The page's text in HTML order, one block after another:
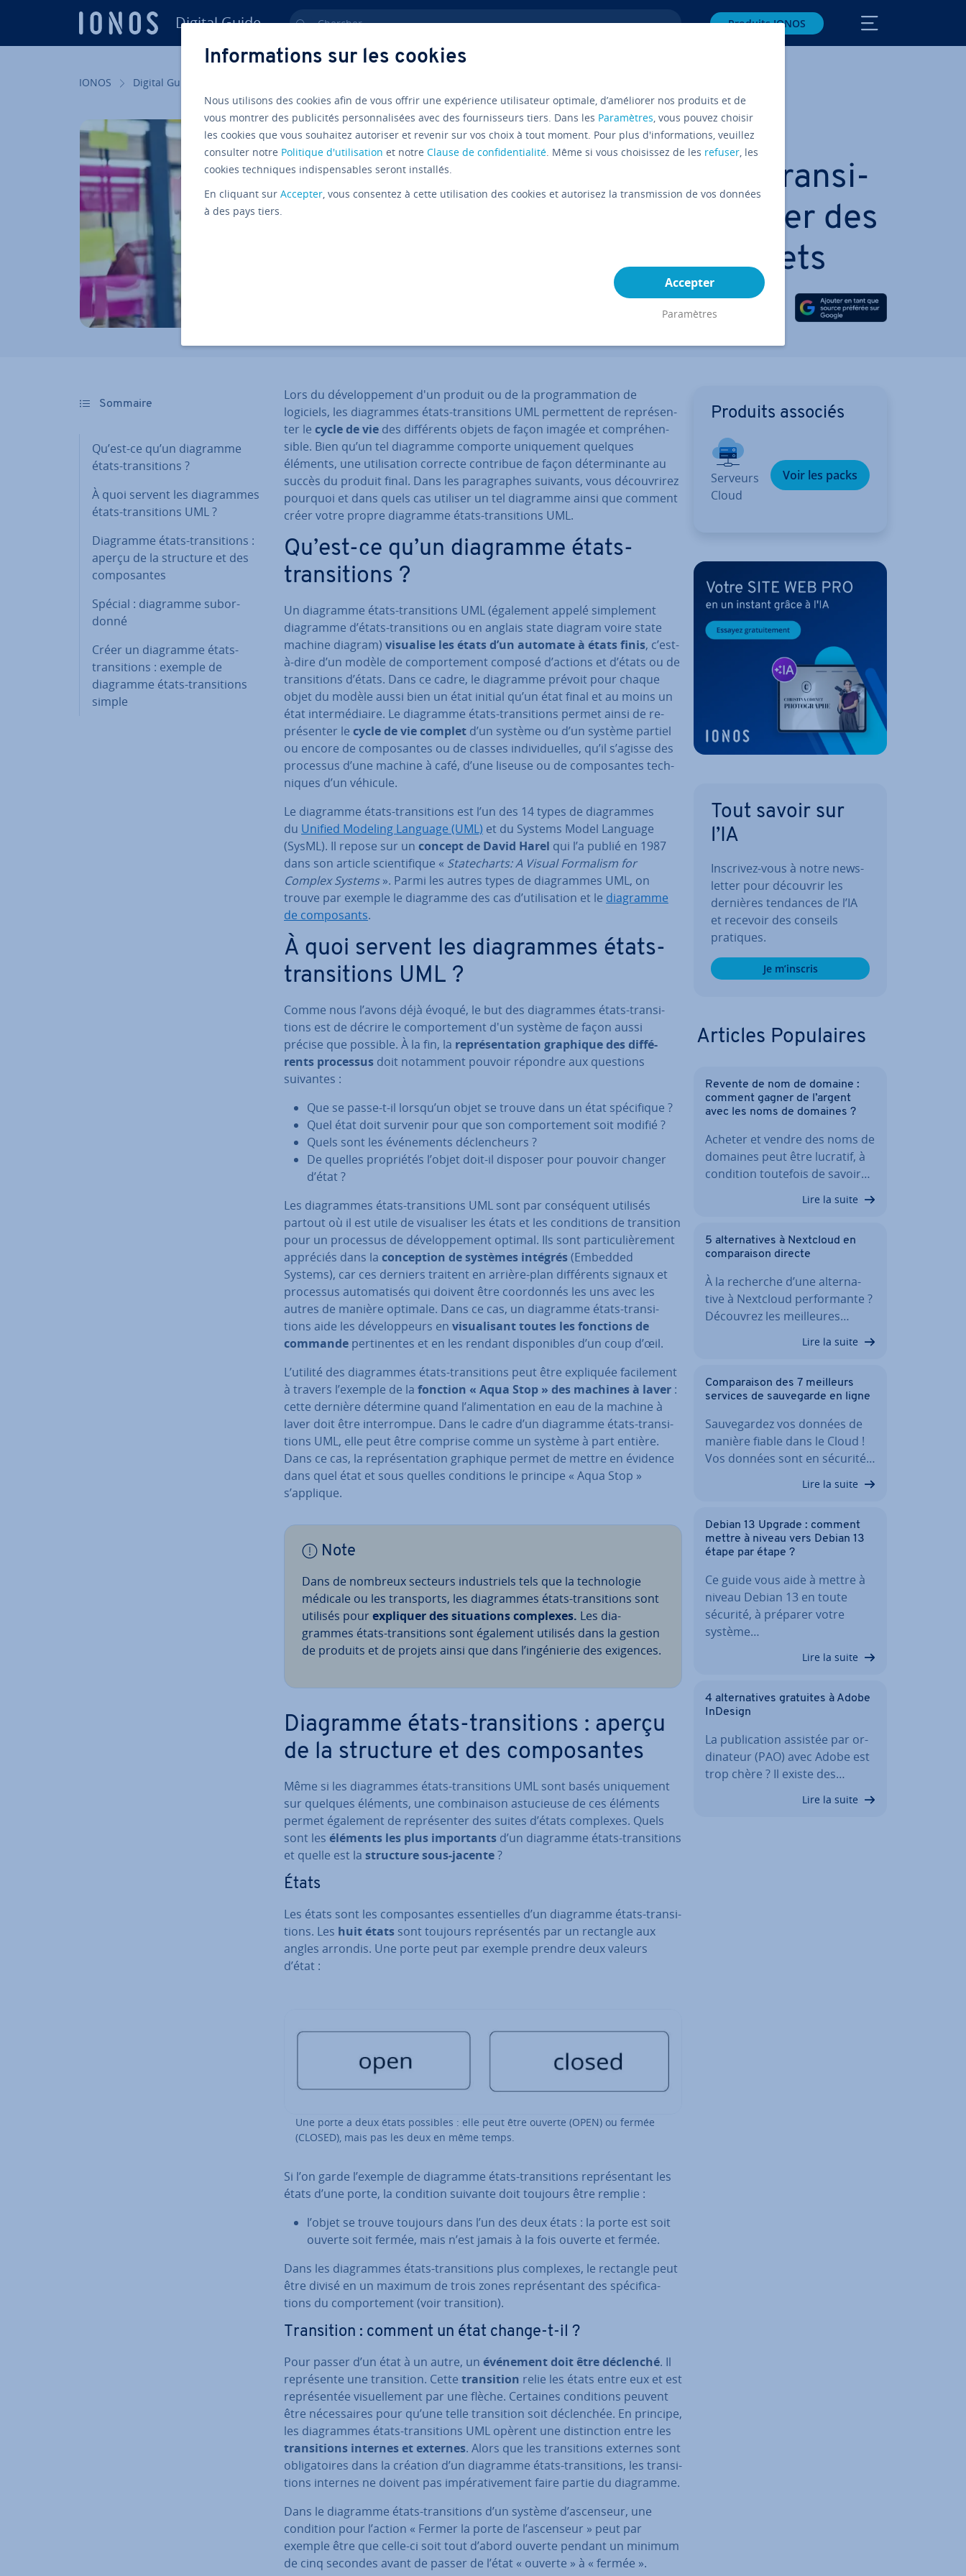
Digital Guide Chercher Produits IONOS
IONOS Digital Guide
Diagramme états-tran­si­
tions UML : vi­sua­li­ser des
suites d’états d’objets
Partager sur Facebook
Partager sur Twitter
Partager sur LinkedIn
Tutoriels
Sommaire
Qu’est-ce qu’un diagramme
états-tran­si­tions ?
À quoi servent les dia­grammes
états-tran­si­tions UML ?
Diagramme états-tran­si­tions :
aperçu de la structure et des
com­po­santes
Spécial : diagramme su­bor­
donné
Créer un diagramme états-
tran­si­tions : exemple de
diagramme états-tran­si­tions
simple
Lors du dé­ve­lop­pe­ment d'un produit ou de la pro­gram­ma­tion de
logiciels, les dia­grammes états-tran­si­tions UML per­met­tent de re­pré­sen­
ter le cycle de vie des dif­fé­rents objets de façon imagée et com­pré­hen­
sible. Bien qu’un tel diagramme comporte uni­que­ment quelques
éléments, une uti­li­sa­tion correcte contribue de façon dé­ter­mi­nante au
succès du produit final. Dans les pa­ra­graphes suivants, vous dé­cou­vri­rez
pourquoi et dans quels cas utiliser un tel diagramme ainsi que comment
créer votre propre diagramme états-tran­si­tions UML.
Qu’est-ce qu’un diagramme états-
tran­si­tions ?
Un diagramme états-tran­si­tions UML (également appelé sim­ple­ment
diagramme d’états-tran­si­tions ou en anglais state diagram voire state
machine diagram) visualise les états d’un automate à états finis, c’est-
à-dire d’un modèle de com­por­te­ment composé d’actions et d’états ou de
tran­si­tions d’états. Dans ce cadre, le diagramme prévoit pour chaque
objet du modèle aussi bien un état initial qu’un état final et au moins un
état in­ter­mé­diaire. Le diagramme états-tran­si­tions permet ainsi de re­
pré­sen­ter le cycle de vie complet d’un système ou d’un système partiel
ou encore de com­po­santes ou de classes in­di­vi­duelles, qu’il s’agisse des
processus d’une machine à café, d’une liseuse ou de com­po­santes tech­
niques d’un véhicule.
Le diagramme états-tran­si­tions est l’un des 14 types de dia­grammes
du Unified Modeling Language (UML) et du Systems Model Language
(SysML). Il repose sur un concept de David Harel qui l’a publié en 1987
dans son article scien­ti­fique « Sta­te­charts: A Visual Formalism for
Complex Systems». Parmi les autres types de dia­grammes UML, on
trouve par exemple le diagramme des cas d’uti­li­sa­tion et le diagramme
de com­po­sants.
À quoi servent les dia­grammes états-
tran­si­tions UML ?
Comme nous l’avons déjà évoqué, le but des dia­grammes états-tran­si­
tions est de décrire le com­por­te­ment d'un système de façon aussi
précise que possible. À la fin, la re­pré­sen­ta­tion graphique des dif­fé­
rents processus doit notamment pouvoir répondre aux questions
suivantes :
Que se passe-t-il lorsqu’un objet se trouve dans un état spé­ci­fique ?
Quel état doit survenir pour que son com­por­te­ment soit modifié ?
Quels sont les évé­ne­ments dé­clen­cheurs ?
De quelles pro­prié­tés l’objet doit-il disposer pour pouvoir changer
d’état ?
Les dia­grammes états-tran­si­tions UML sont par con­sé­quent utilisés
partout où il est utile de vi­sua­li­ser les états et les con­di­tions de tran­si­tion
pour un processus de dé­ve­lop­pe­ment optimal. Ils sont par­ti­cu­liè­re­ment
appréciés dans la con­cep­tion de systèmes intégrés(Embedded
Systems), car ces derniers traitent en arrière-plan dif­fé­rents signaux et
processus au­to­ma­ti­sés qui doivent être coor­don­nés les uns avec les
autres de manière optimale. Dans ce cas, un diagramme états-tran­si­
tions aide les dé­ve­lop­peurs en vi­sua­li­sant toutes les fonctions de
commande per­ti­nentes et en les rendant dis­po­nibles d’un coup d’œil.
L’utilité des dia­grammes états-tran­si­tions peut être expliquée fa­ci­le­ment
à travers l’exemple de la fonction « Aqua Stop » des machines à laver :
cette dernière détermine quand l’ali­men­ta­tion en eau de la machine à
laver doit être in­ter­rom­pue. Dans le cadre d’un diagramme états-tran­si­
tions UML, elle peut être comprise comme un système à part entière.
Dans ce cas, la re­pré­sen­ta­tion graphique permet de mettre en évidence
dans quel état et sous quelles con­di­tions le principe « Aqua Stop »
s’applique.
Note
Dans de nombreux secteurs in­dus­triels tels que la tech­no­lo­gie
médicale ou les trans­ports, les dia­grammes états-tran­si­tions sont
utilisés pourexpliquer des si­tua­tions complexes. Les dia­
grammes états-tran­si­tions sont également utilisés dans la gestion
de produits et de projets ainsi que dans l’in­gé­nie­rie des exigences.
Diagramme états-tran­si­tions : aperçu
de la structure et des com­po­santes
Même si les dia­grammes états-tran­si­tions UML sont basés uni­que­ment
sur quelques éléments, une com­bi­nai­son as­tu­cieuse de ces éléments
permet également de re­pré­sen­ter des suites d’états complexes. Quels
sont les éléments les plus im­por­tants d’un diagramme états-tran­si­tions
et quelle est la structure sous-jacente?
États
Les états sont les com­po­santes es­sen­tielles d’un diagramme états-tran­si­
tions. Les huit états sont toujours re­pré­sen­tés par un rectangle aux
angles arrondis. Une porte peut par exemple prendre deux valeurs
d’état :
Une porte a deux états possibles : elle peut être ouverte (OPEN) ou fermée
(CLOSED), mais pas les deux en même temps.
Si l’on garde l’exemple de diagramme états-tran­si­tions re­pré­sen­tant les
états d’une porte, la condition suivante doit toujours être remplie :
l’objet se trouve toujours dans l’un des deux états : la porte est soit
ouverte soit fermée, mais n’est jamais à la fois ouverte et fermée.
Dans les dia­grammes états-tran­si­tions plus complexes, le rectangle peut
être divisé en un maximum de trois zones re­pré­sen­tant des spé­ci­fi­ca­
tions du com­por­te­ment (voir tran­si­tion).
Tran­si­tion : comment un état change-t-il ?
Pour passer d’un état à un autre, un événement doit être déclenché. Il
re­pré­sente une tran­si­tion. Cette tran­si­tion relie les états entre eux et est
re­pré­sen­tée vi­suel­le­ment par une flèche. Certaines con­di­tions peuvent
être né­ces­saires pour qu’une telle tran­si­tion soit dé­clen­chée. En principe,
les dia­grammes états-tran­si­tions UML opèrent une dis­tinc­tion entre les
tran­si­tions internes et externes. Alors que les tran­si­tions externes sont
obli­ga­toires dans la création d’un diagramme états-tran­si­tions, les tran­si­
tions internes ne doivent pas im­pé­ra­ti­ve­ment faire partie du diagramme.
Dans le diagramme états-tran­si­tions d’un système d’ascenseur, une
condition pour l’action « Fermer la porte de l’ascenseur » peut par
exemple être que celle-ci soit tout d’abord ouverte pendant un minimum
de cinq secondes avant de passer de l’état « ouverte » à « fermée ».
Produits associés
Serveurs
Cloud
Voir les packs
Tout savoir sur
l’IA
Inscrivez-vous à notre news­
let­ter pour découvrir les
dernières tendances de l’IA
et recevoir des conseils
pratiques.
Je m’inscris
Articles Po­pu­laires
Revente de nom de domaine :
comment gagner de l’argent
avec les noms de domaines ?
Acheter et vendre des noms de
domaines peut être lucratif, à
condition toutefois de savoir…
Lire la suite
5 al­ter­na­tives à Nextcloud en
com­pa­rai­son directe
À la recherche d’une al­ter­na­
tive à Nextcloud per­for­mante ?
Découvrez les meil­leures…
Lire la suite
Com­pa­rai­son des 7 meilleurs
services de sau­ve­garde en ligne
Sau­ve­gar­dez vos données de
manière fiable dans le Cloud !
Vos données sont en sécurité…
Lire la suite
Debian 13 Upgrade : comment
mettre à niveau vers Debian 13
étape par étape ?
Ce guide vous aide à mettre à
niveau Debian 13 en toute
sécurité, à préparer votre
système…
Lire la suite
4 al­ter­na­tives gratuites à Adobe
InDesign
La pu­bli­ca­tion assistée par or­
di­na­teur (PAO) avec Adobe est
trop chère ? Il existe des…
Lire la suite
Informations sur les cookies
Nous utilisons des cookies afin de vous offrir une expérience utilisateur optimale, d’améliorer nos produits et de
vous montrer des publicités personnalisées avec des fournisseurs tiers. Dans les Paramètres, vous pouvez choisir
les cookies que vous souhaitez autoriser et revenir sur vos choix à tout moment. Pour plus d'informations, veuillez
consulter notre Politique d'utilisation et notre Clause de confidentialité. Même si vous choisissez de les refuser, les
cookies techniques indispensables seront installés.
En cliquant sur Accepter, vous consentez à cette utilisation des cookies et autorisez la transmission de vos données
à des pays tiers.
Accepter
Paramètres